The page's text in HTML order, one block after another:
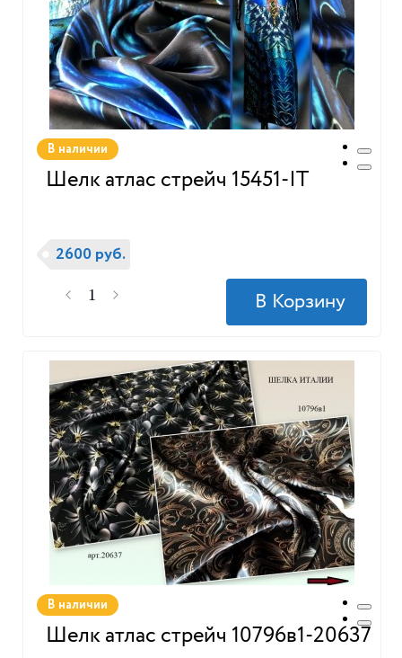
В наличии
Шелк атлас стрейч 15451-IT
2600 руб.
В наличии
Шелк атлас стрейч 10796в1-20637